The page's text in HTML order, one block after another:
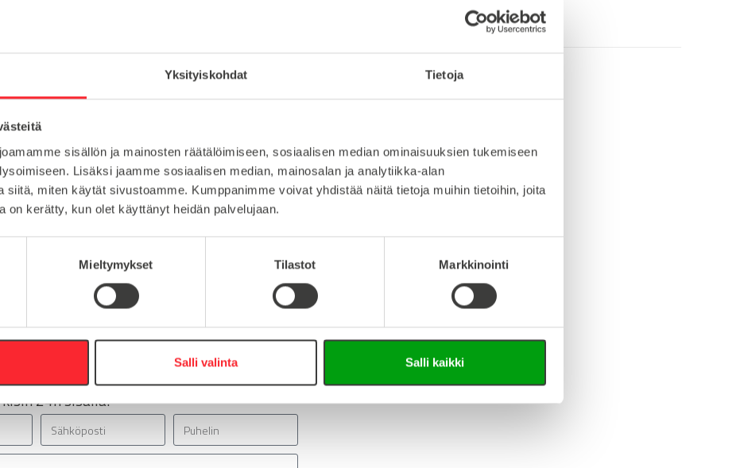
Yksityiskohdat Tietoja
sisällön ja mainosten räätälöimiseen, sosiaalisen median ominaisuuksien tukemiseen
Lisäksi jaamme sosiaalisen median, mainosalan ja analytiikka-alan
siitä, miten käytät sivustoamme. Kumppanimme voivat yhdistää näitä tietoja muihin tietoihin, joita
on kerätty, kun olet käyttänyt heidän palvelujaan.
Mieltymykset Tilastot Markkinointi
Salli valinta Salli kaikki
ruostumaton teräs
Lataa 3D-tiedosto (Step-tiedosto)
16
290 info@easy-systems.fi
24h sisällä!